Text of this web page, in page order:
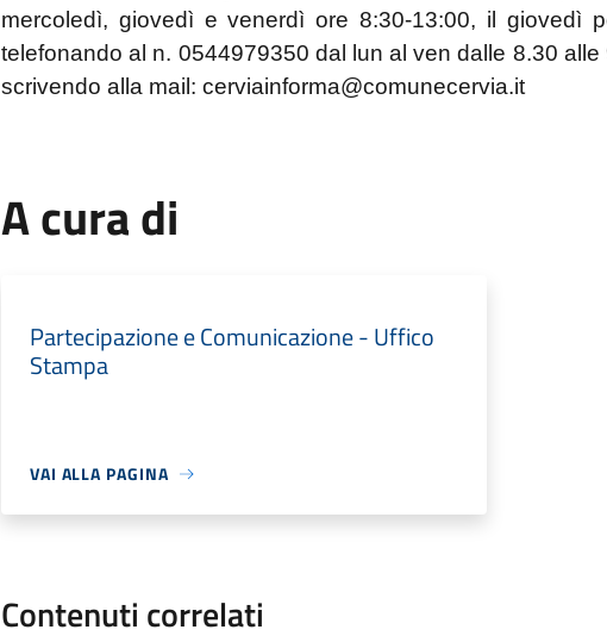
mercoledì, giovedì e venerdì ore 8:30-13:00, il giovedì
telefonando al n. 0544979350 dal lun al ven dalle 8.30
scrivendo alla mail: cerviainforma@comunecervia.it
A cura di
Partecipazione e Comunicazione - Uffico
Stampa
VAI ALLA PAGINA
Contenuti correlati